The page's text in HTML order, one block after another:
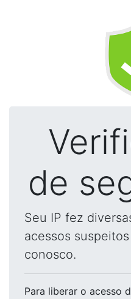
de
Seu IP fez
acessos
conosco.
Para liberar o acesso